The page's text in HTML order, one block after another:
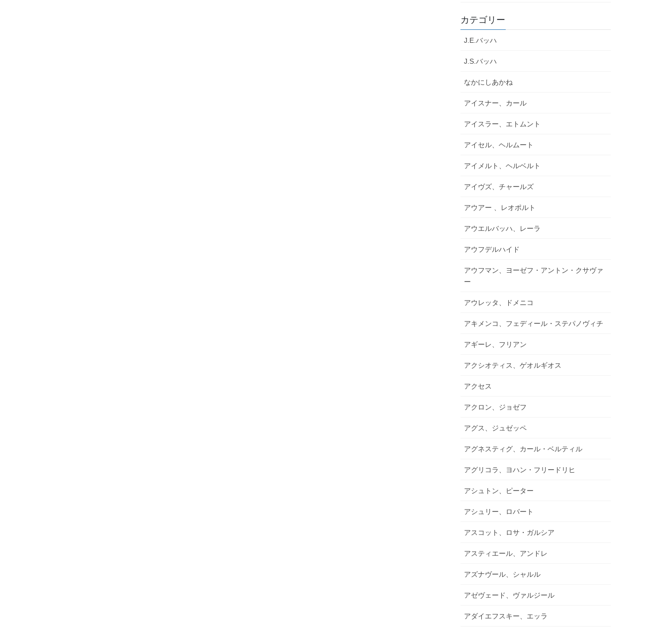
カテゴリー
J.E.バッハ
J.S.バッハ
なかにしあかね
アイスナー、カール
アイスラー、エトムント
アイセル、ヘルムート
アイメルト、ヘルベルト
アイヴズ、チャールズ
アウアー 、レオポルト
アウエルバッハ、レーラ
アウフデルハイド
アウフマン、ヨーゼフ・アントン・クサヴァ
ー
アウレッタ、ドメニコ
アキメンコ、フェディール・ステパノヴィチ
アギーレ、フリアン
アクシオティス、ゲオルギオス
アクセス
アクロン、ジョゼフ
アグス、ジュゼッペ
アグネスティグ、カール・ベルティル
アグリコラ、ヨハン・フリードリヒ
アシュトン、ピーター
アシュリー、ロバート
アスコット、ロサ・ガルシア
アスティエール、アンドレ
アズナヴール、シャルル
アゼヴェード、ヴァルジール
アダイエフスキー、エッラ